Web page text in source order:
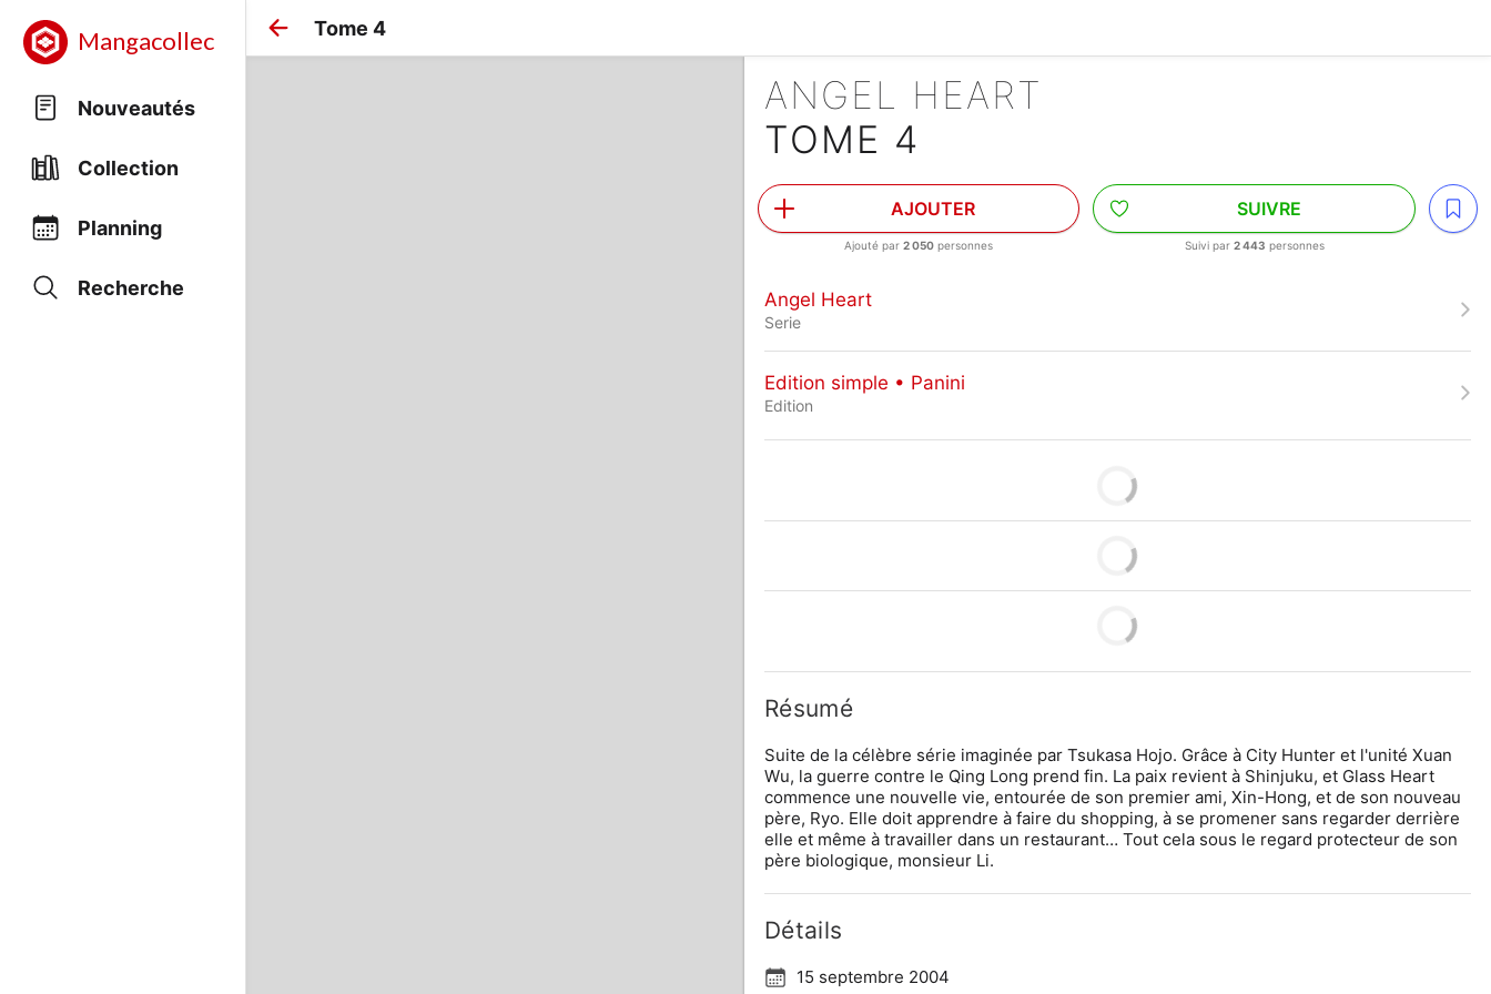
Mangacollec
Nouveautés
Collection
Planning
Recherche
Tome 4
ANGEL HEART
TOME 4
AJOUTER
Ajouté par2 050 personnes
SUIVRE
Suivi par 2 443 personnes
Angel Heart
Serie
Edition simple • Panini
Edition
Résumé
Suite de la célèbre série imaginée par Tsukasa Hojo. Grâce à City Hunter et l'unité Xuan
Wu, la guerre contre le Qing Long prend fin. La paix revient à Shinjuku, et Glass Heart
commence une nouvelle vie, entourée de son premier ami, Xin-Hong, et de son nouveau
père, Ryo. Elle doit apprendre à faire du shopping, à se promener sans regarder derrière
elle et même à travailler dans un restaurant… Tout cela sous le regard protecteur de son
père biologique, monsieur Li.
Détails
15 septembre 2004